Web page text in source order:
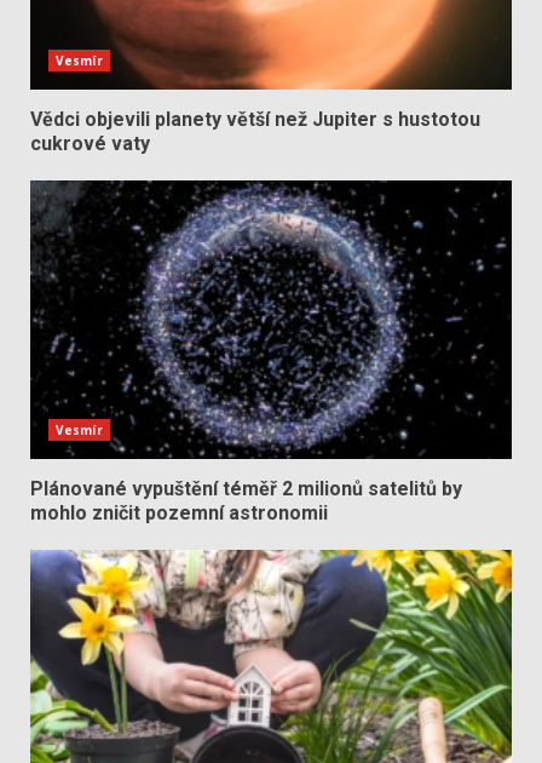
Vesmír
Vědci objevili planety větší než Jupiter s hustotou
cukrové vaty
Vesmír
Plánované vypuštění téměř 2 milionů satelitů by
mohlo zničit pozemní astronomii